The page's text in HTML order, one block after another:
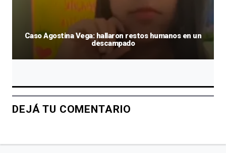
Caso Agostina Vega: hallaron restos humanos en un
descampado
DEJÁ TU COMENTARIO